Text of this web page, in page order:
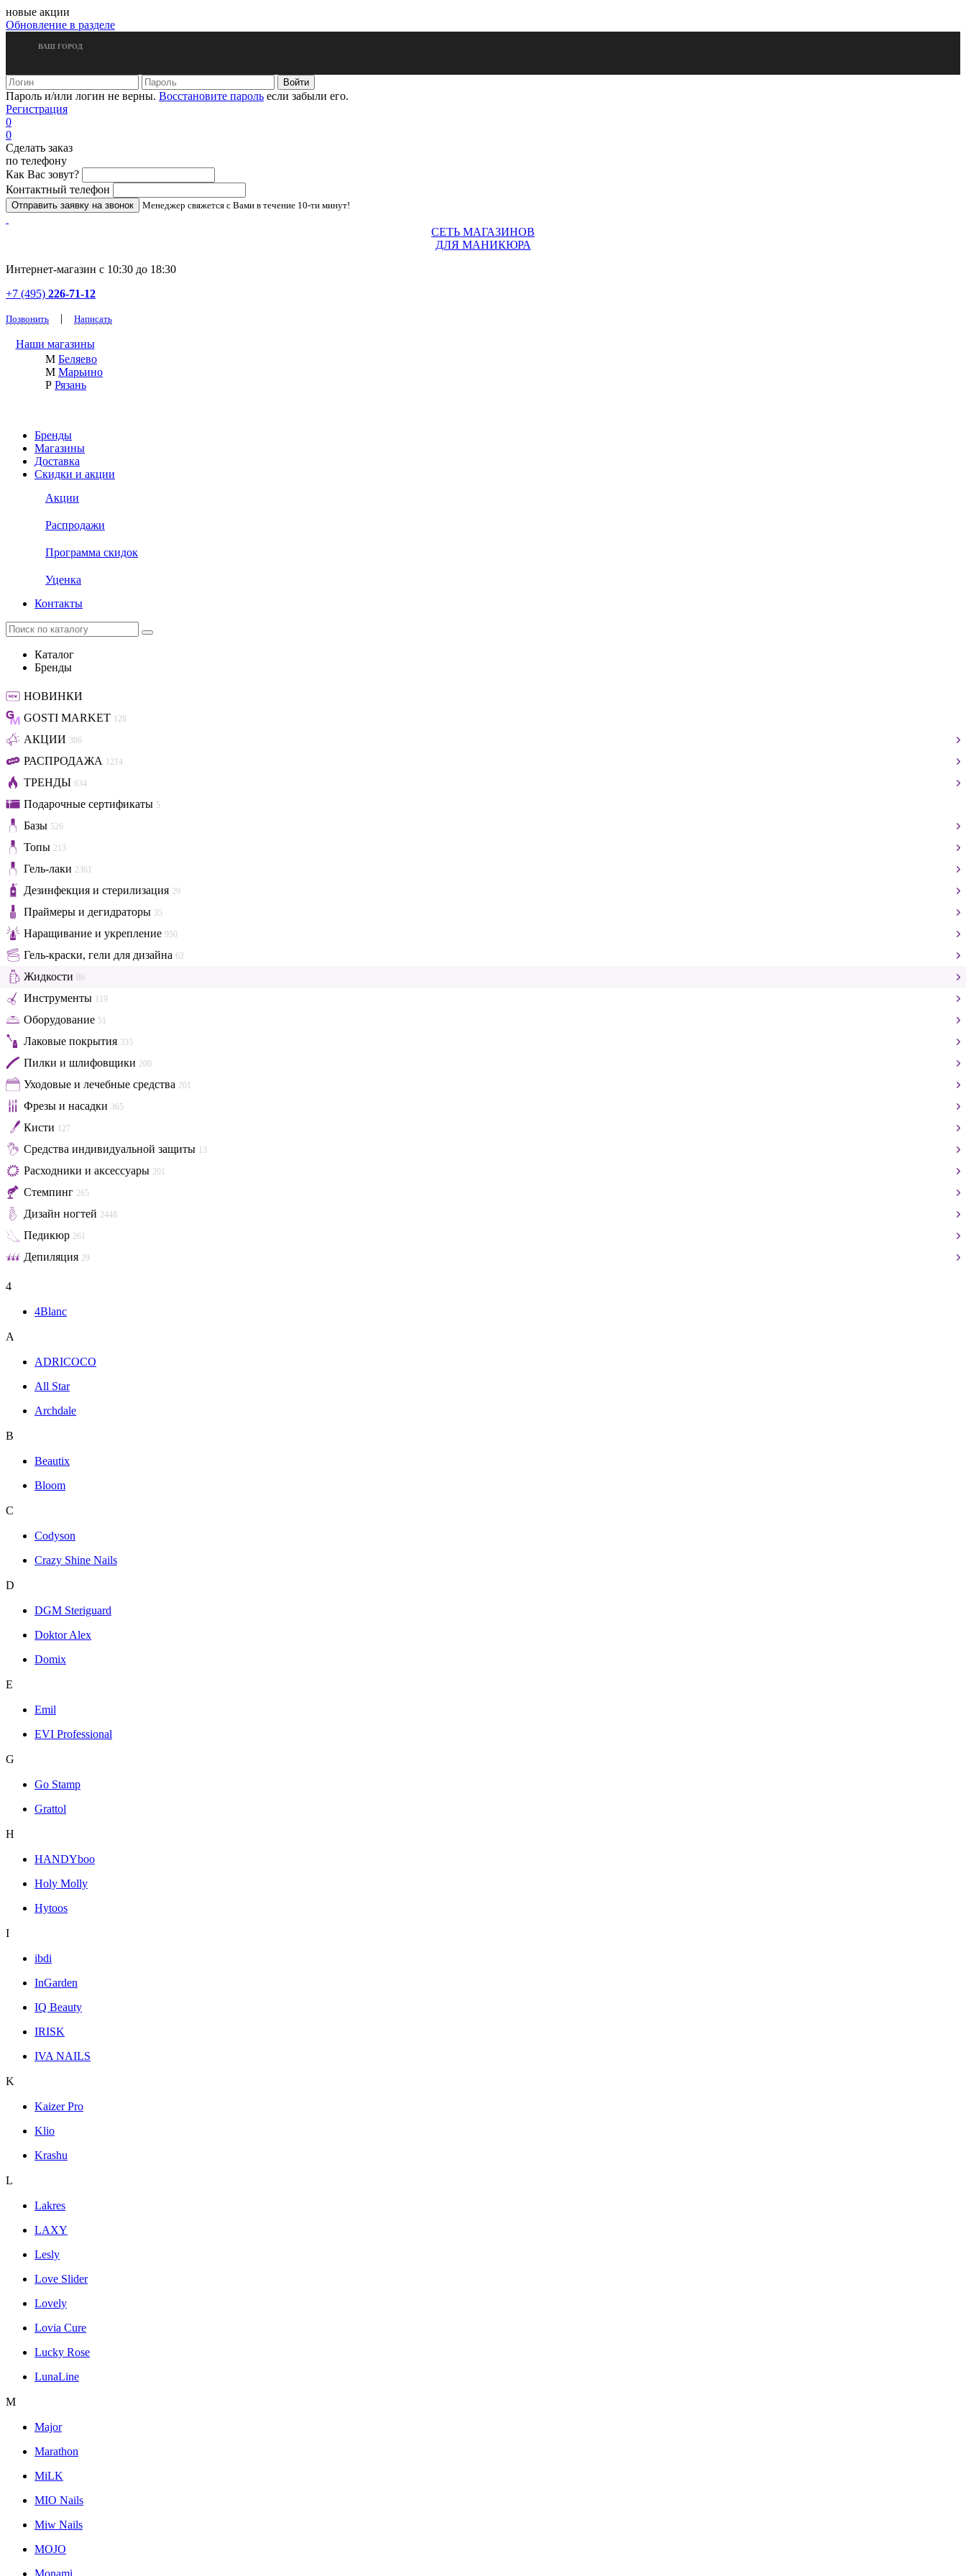
новые акции
Обновление в разделе
ВАШ ГОРОД
Пароль и/или логин не верны. Восстановите пароль если забыли его.
Регистрация
0
0
Сделать заказ
по телефону
Как Вас зовут?
Контактный телефон
Менеджер свяжется с Вами в течение 10-ти минут!
СЕТЬ МАГАЗИНОВ
ДЛЯ МАНИКЮРА
Интернет-магазин с 10:30 до 18:30
+7 (495) 226-71-12
Позвонить | Написать
Наши магазины
М Беляево
М Марьино
Р Рязань
Бренды
Магазины
Доставка
Скидки и акции
Акции
Распродажи
Программа скидок
Уценка
Контакты
Каталог
Бренды
НОВИНКИ
GOSTI MARKET 128
АКЦИИ 386
РАСПРОДАЖА 1214
ТРЕНДЫ 634
Подарочные сертификаты 5
Базы 526
Топы 213
Гель-лаки 2361
Дезинфекция и стерилизация 29
Праймеры и дегидраторы 35
Наращивание и укрепление 950
Гель-краски, гели для дизайна 62
Жидкости 86
Инструменты 119
Оборудование 51
Лаковые покрытия 335
Пилки и шлифовщики 200
Уходовые и лечебные средства 201
Фрезы и насадки 365
Кисти 127
Средства индивидуальной защиты 13
Расходники и аксессуары 201
Стемпинг 265
Дизайн ногтей 2448
Педикюр 261
Депиляция 29
4
4Blanc
A
ADRICOCO
All Star
Archdale
B
Beautix
Bloom
C
Codyson
Crazy Shine Nails
D
DGM Steriguard
Doktor Alex
Domix
E
Emil
EVI Professional
G
Go Stamp
Grattol
H
HANDYboo
Holy Molly
Hytoos
I
ibdi
InGarden
IQ Beauty
IRISK
IVA NAILS
K
Kaizer Pro
Klio
Krashu
L
Lakres
LAXY
Lesly
Love Slider
Lovely
Lovia Cure
Lucky Rose
LunaLine
M
Major
Marathon
MiLK
MIO Nails
Miw Nails
MOJO
Monami